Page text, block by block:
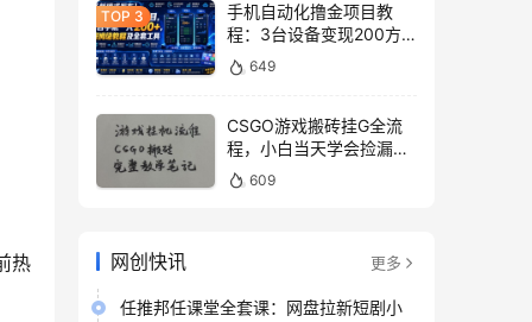
热
手机自动化撸金项目教
程：3台设备变现200方
法，零门槛脚本工具与平
台玩法
649
CSGO游戏搬砖挂G全流
程，小白当天学会捡漏见
收益609
网创快讯 更多
任推邦任课堂全套课：网盘拉新短剧小